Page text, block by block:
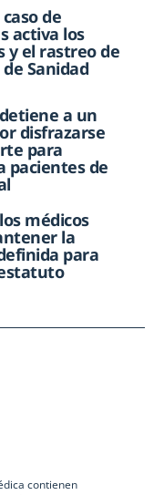
de
activa los
y el rastreo de
Sanidad
a un
disfrazarse
para
pacientes de
médicos
la
para
contienen